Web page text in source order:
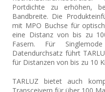
Portdichte zu erhöhen,
Bandbreite. Die
mit MPO Buchse für
eine Distanz von bis zu
Fasern. Für
Datendurchsatz führt
für Distanzen von bis zu 10
TARLUZ bietet auch